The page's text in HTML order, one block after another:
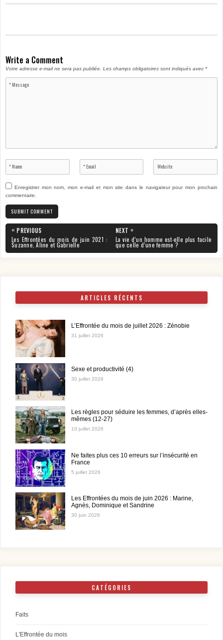
Write a Comment
Votre adresse e-mail ne sera pas publiée. Les champs obligatoires sont indiqués avec *
Enregistrer mon nom, mon e-mail et mon site dans le navigateur pour mon prochain
commentaire.
Navigation
de
l’article
« PREVIOUS
PREVIOUS
POST:
Les Effrontées du mois de juin 2021 :
Suzanne, Aline et Gabrielle
NEXT »
NEXT
POST:
La vie d’un homme est-elle plus facile
que celle d’une femme ?
ARTICLES RÉCENTS
L’Effrontée du mois de juillet 2026 : Zénobie
31 juillet 2026
Sexe et productivité (4)
30 juillet 2026
Les règles pour séduire les femmes, d’après elles-
mêmes (12-27)
10 juillet 2026
Ne faites plus ces 10 erreurs sur l’insécurité en
France
5 juillet 2026
Les Effrontées du mois de juin 2026 : Marine,
Agnès, Dominique et Sandrine
30 juin 2026
CATÉGORIES
Faits
L'Effrontée du mois